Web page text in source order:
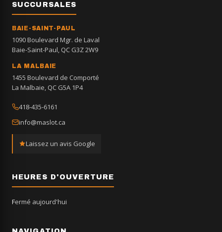
SUCCURSALES
BAIE-SAINT-PAUL
1090 Boulevard Mgr. de Laval
Baie-Saint-Paul, QC G3Z 2W9
LA MALBAIE
1455 Boulevard de Comporté
La Malbaie, QC G5A 1P4
418-435-6161
info@maslot.ca
Laissez un avis Google
HEURES D'OUVERTURE
Fermé aujourd'hui